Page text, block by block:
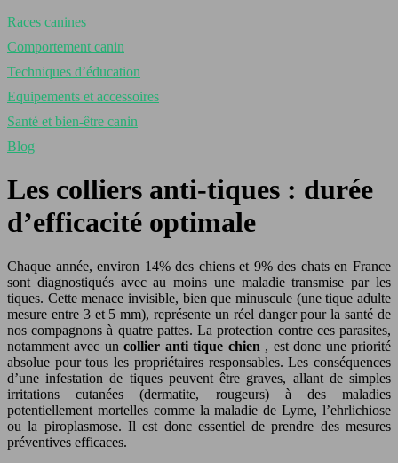
Races canines
Comportement canin
Techniques d’éducation
Equipements et accessoires
Santé et bien-être canin
Blog
Les colliers anti-tiques : durée
d’efficacité optimale
Chaque année, environ 14% des chiens et 9% des chats en France
sont diagnostiqués avec au moins une maladie transmise par les
tiques. Cette menace invisible, bien que minuscule (une tique adulte
mesure entre 3 et 5 mm), représente un réel danger pour la santé de
nos compagnons à quatre pattes. La protection contre ces parasites,
notamment avec uncollier anti tique chien , est donc une priorité
absolue pour tous les propriétaires responsables. Les conséquences
d’une infestation de tiques peuvent être graves, allant de simples
irritations cutanées (dermatite, rougeurs) à des maladies
potentiellement mortelles comme la maladie de Lyme, l’ehrlichiose
ou la piroplasmose. Il est donc essentiel de prendre des mesures
préventives efficaces.